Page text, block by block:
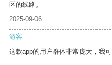
区的线路。
2025-09-06
游客
这款app的用户群体非常庞大，我